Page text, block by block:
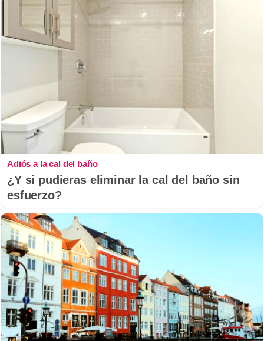
Adiós a la cal del baño
¿Y si pudieras eliminar la cal del baño sin
esfuerzo?